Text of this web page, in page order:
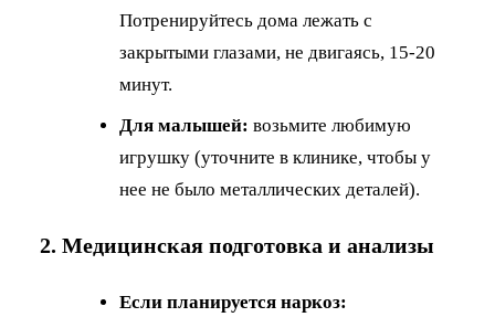
Потренируйтесь дома лежать с
закрытыми глазами, не двигаясь, 15-20
минут.
Для малышей: возьмите любимую
игрушку (уточните в клинике, чтобы у
нее не было металлических деталей).
2. Медицинская подготовка и анализы
Если планируется наркоз: